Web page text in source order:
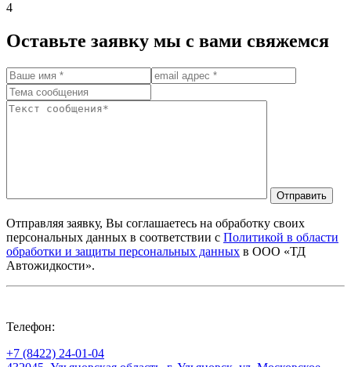
4
Оставьте заявку мы с вами свяжемся
Отправить
Отправляя заявку, Вы соглашаетесь на обработку своих
персональных данных в соответствии с Политикой в области
обработки и защиты персональных данных в ООО «ТД
Автожидкости».
Телефон:
+7 (8422) 24-01-04